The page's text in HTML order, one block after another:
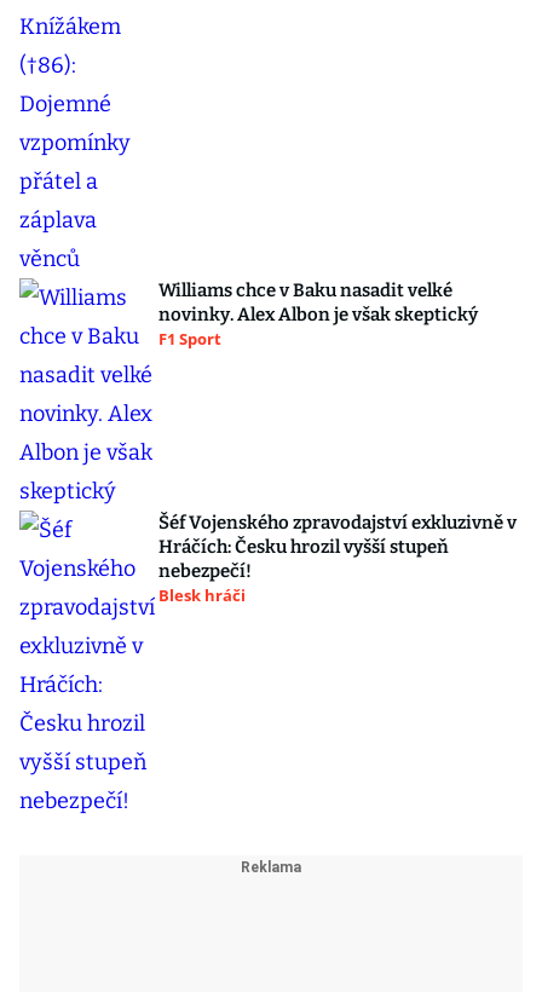
Williams chce v Baku nasadit velké
novinky. Alex Albon je však skeptický
F1 Sport
Šéf Vojenského zpravodajství exkluzivně v
Hráčích: Česku hrozil vyšší stupeň
nebezpečí!
Blesk hráči